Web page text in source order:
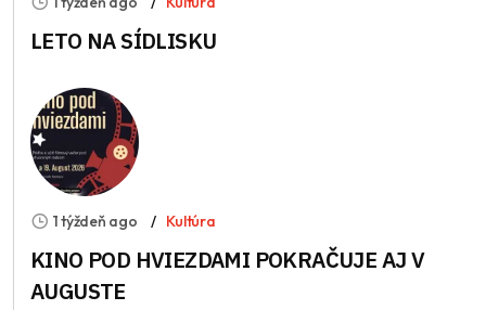
LETO NA SÍDLISKU
1 týždeň ago Kultúra
KINO POD HVIEZDAMI POKRAČUJE AJ V
AUGUSTE